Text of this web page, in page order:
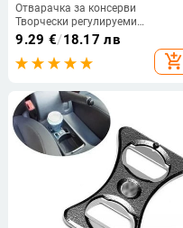
Отварачка за консерви
Творчески регулируеми
кухненски инструменти от
неръждаема стомана Ръчна
отварачка за буркани
Многофункционални аксесоари
Домашни джаджи
9.29 €/18.17 лв
add_shopping_cart